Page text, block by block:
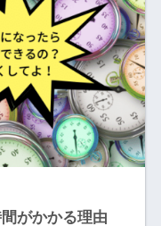
がかかる理由